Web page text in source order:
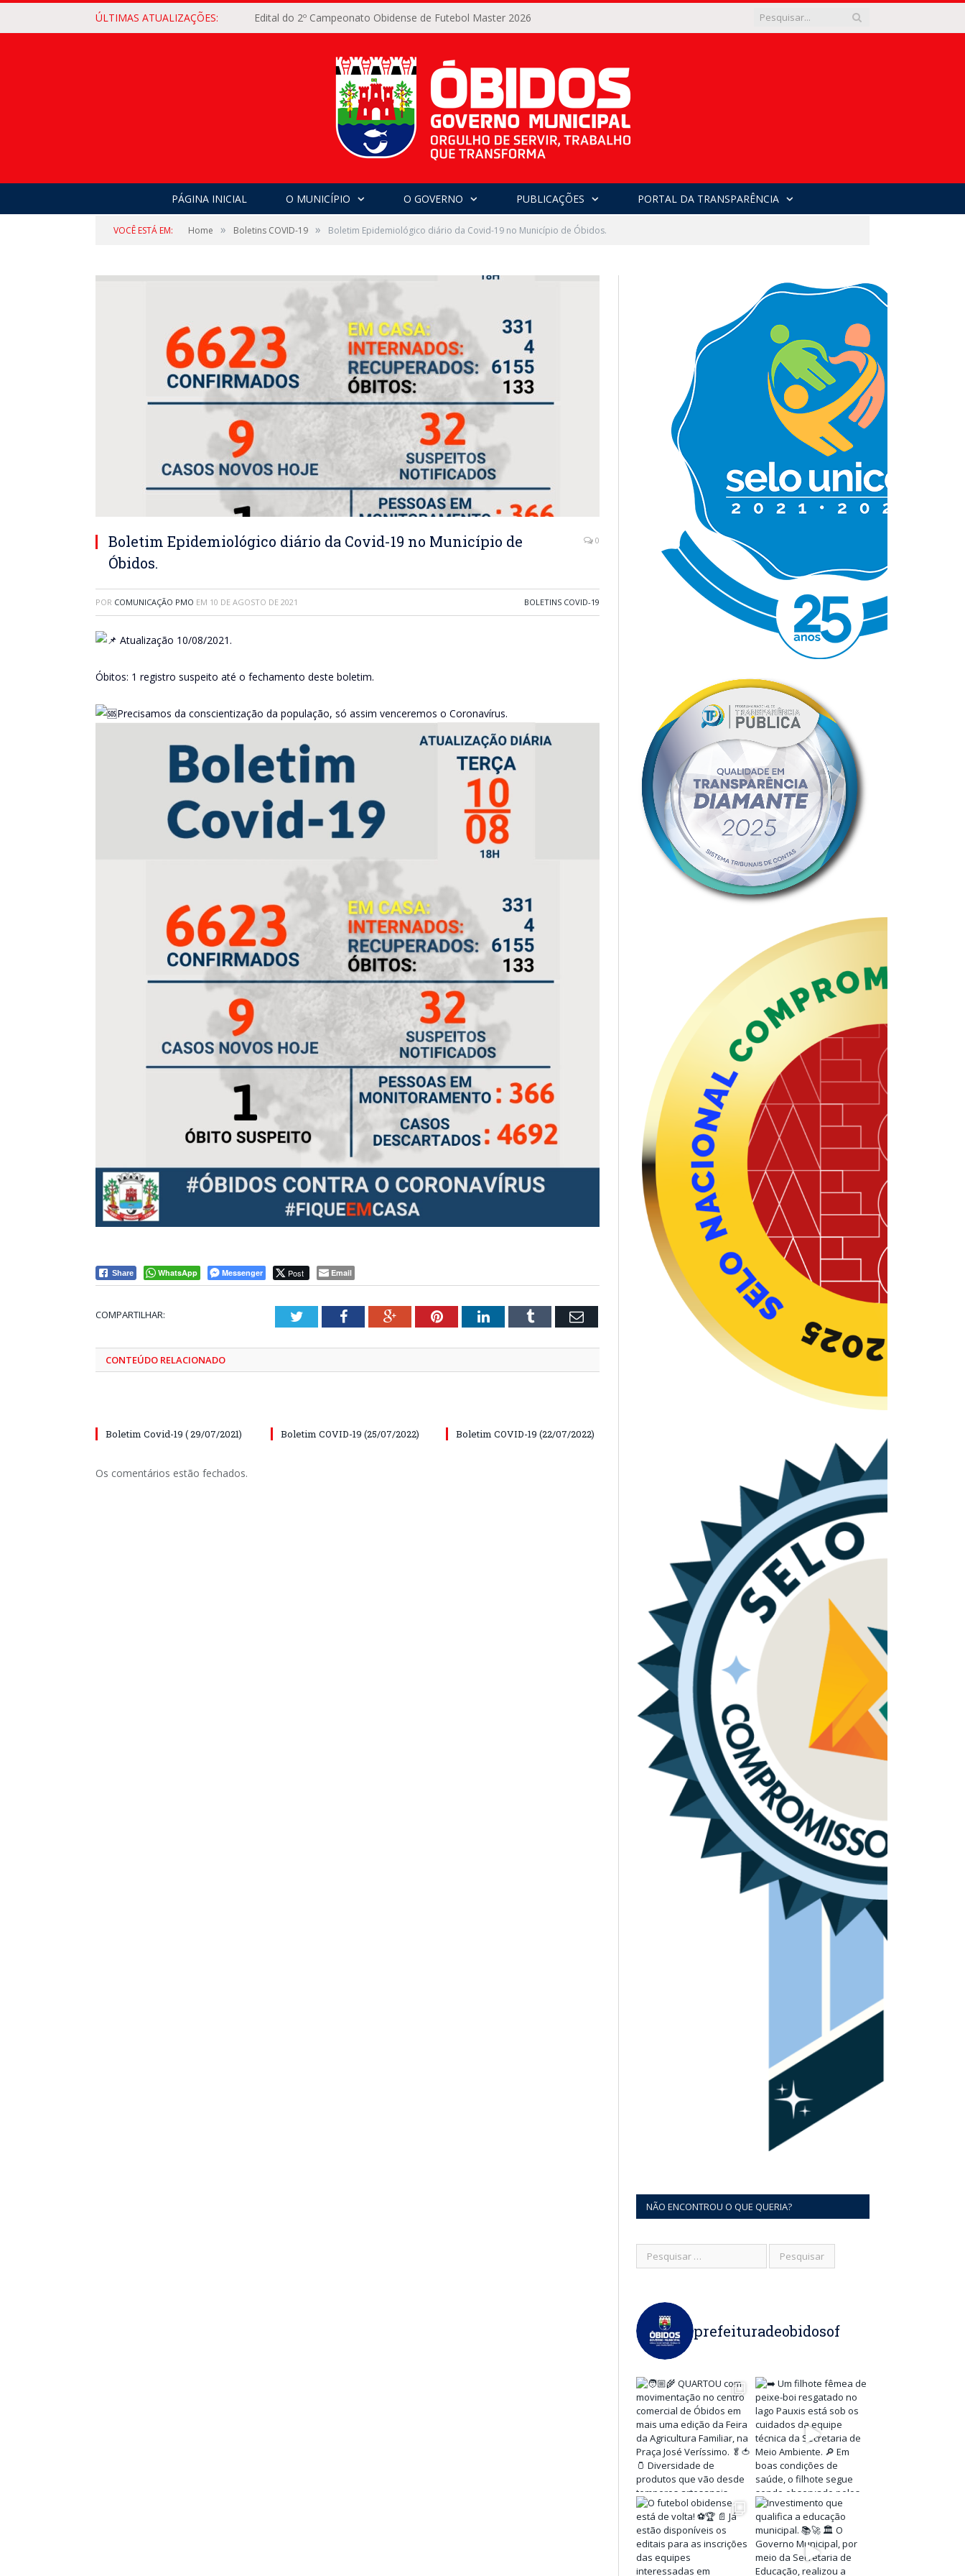
ÚLTIMAS ATUALIZAÇÕES: Edital do 2º Campeonato Obidense de Futebol Master 2026
PÁGINA INICIAL O MUNICÍPIO O GOVERNO PUBLICAÇÕES PORTAL DA TRANSPARÊNCIA
VOCÊ ESTÁ EM: Home » Boletins COVID-19 » Boletim Epidemiológico diário da Covid-19 no Município de Óbidos.
Boletim Epidemiológico diário da Covid-19 no Município de
Óbidos.
0
POR COMUNICAÇÃO PMO EM 10 DE AGOSTO DE 2021 BOLETINS COVID-19
Atualização 10/08/2021.
Óbitos: 1 registro suspeito até o fechamento deste boletim.
Precisamos da conscientização da população, só assim venceremos o Coronavírus.
Share WhatsApp Messenger Post Email
COMPARTILHAR: TwitterFacebookGoogle+PinterestLinkedInTumblr Email
CONTEÚDO RELACIONADO
Boletim Covid-19 ( 29/07/2021) Boletim COVID-19 (25/07/2022) Boletim COVID-19 (22/07/2022)
Os comentários estão fechados.
NÃO ENCONTROU O QUE QUERIA?
prefeituradeobidosof